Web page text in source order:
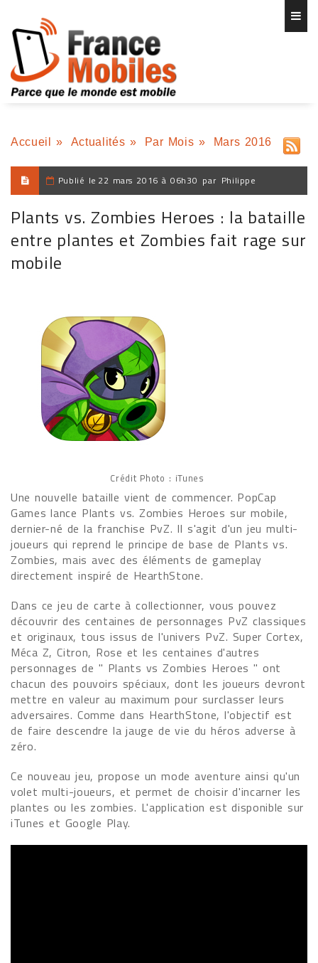
Accueil » Actualités » Par Mois » Mars 2016
Publié le 22 mars 2016 à 06h30 par Philippe
Plants vs. Zombies Heroes : la bataille
entre plantes et Zombies fait rage sur
mobile
Crédit Photo : iTunes
Une nouvelle bataille vient de commencer. PopCap
Games lance Plants vs. Zombies Heroes sur mobile,
dernier-né de la franchise PvZ. Il s'agit d'un jeu multi-
joueurs qui reprend le principe de base de Plants vs.
Zombies, mais avec des éléments de gameplay
directement inspiré de HearthStone.
Dans ce jeu de carte à collectionner, vous pouvez
découvrir des centaines de personnages PvZ classiques
et originaux, tous issus de l'univers PvZ. Super Cortex,
Méca Z, Citron, Rose et les centaines d'autres
personnages de " Plants vs Zombies Heroes " ont
chacun des pouvoirs spéciaux, dont les joueurs devront
mettre en valeur au maximum pour surclasser leurs
adversaires. Comme dans HearthStone, l'objectif est
de faire descendre la jauge de vie du héros adverse à
zéro.
Ce nouveau jeu, propose un mode aventure ainsi qu'un
volet multi-joueurs, et permet de choisir d'incarner les
plantes ou les zombies. L'application est disponible sur
iTunes et Google Play.